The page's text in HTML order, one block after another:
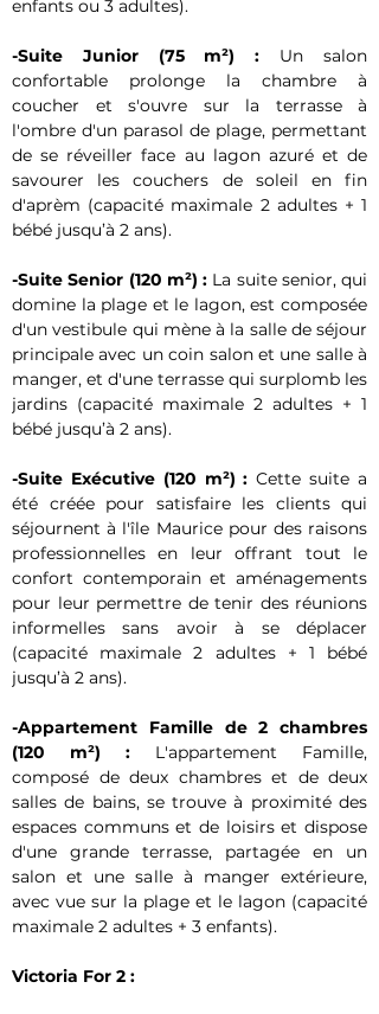
enfants ou 3 adultes).
-Suite Junior (75 m²) : Un salon
confortable prolonge la chambre à
coucher et s'ouvre sur la terrasse à
l'ombre d'un parasol de plage, permettant
de se réveiller face au lagon azuré et de
savourer les couchers de soleil en fin
d'aprèm (capacité maximale 2 adultes + 1
bébé jusqu’à 2 ans).
-Suite Senior (120 m²) : La suite senior, qui
domine la plage et le lagon, est composée
d'un vestibule qui mène à la salle de séjour
principale avec un coin salon et une salle à
manger, et d'une terrasse qui surplomb les
jardins (capacité maximale 2 adultes + 1
bébé jusqu’à 2 ans).
-Suite Exécutive (120 m²) : Cette suite a
été créée pour satisfaire les clients qui
séjournent à l'île Maurice pour des raisons
professionnelles en leur offrant tout le
confort contemporain et aménagements
pour leur permettre de tenir des réunions
informelles sans avoir à se déplacer
(capacité maximale 2 adultes + 1 bébé
jusqu’à 2 ans).
-Appartement Famille de 2 chambres
(120 m²) : L'appartement Famille,
composé de deux chambres et de deux
salles de bains, se trouve à proximité des
espaces communs et de loisirs et dispose
d'une grande terrasse, partagée en un
salon et une salle à manger extérieure,
avec vue sur la plage et le lagon (capacité
maximale 2 adultes + 3 enfants).
Victoria For 2 :